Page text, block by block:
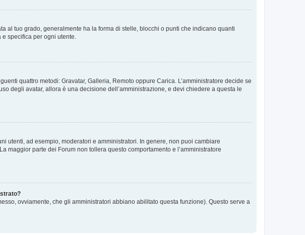
al tuo grado, generalmente ha la forma di stelle, blocchi o punti che indicano quanti
specifica per ogni utente.
quattro metodi: Gravatar, Galleria, Remoto oppure Carica. L’amministratore decide se
degli avatar, allora è una decisione dell’amministrazione, e devi chiedere a questa le
utenti, ad esempio, moderatori e amministratori. In genere, non puoi cambiare
parte dei Forum non tollera questo comportamento e l’amministratore
ovviamente, che gli amministratori abbiano abilitato questa funzione). Questo serve a